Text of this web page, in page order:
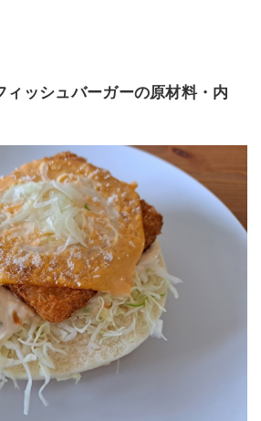
ィッシュバーガーの原材料・内